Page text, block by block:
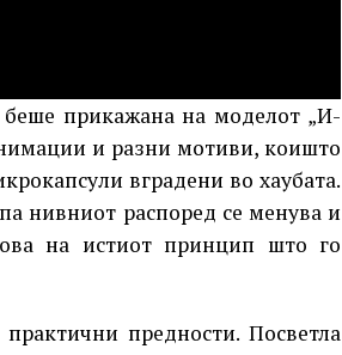
прикажана на моделот „И-
и разни мотиви, коишто
вградени во хаубата.
нивниот распоред се менува и
на истиот принцип што го
предности. Посветла